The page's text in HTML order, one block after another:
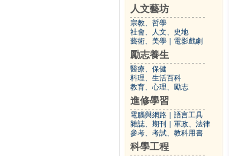
人文藝坊
宗教、哲學
社會、人文、史地
藝術、美學
電影戲劇
勵志養生
醫療、保健
料理、生活百科
教育、心理、勵志
進修學習
電腦與網路
語言工具
雜誌、期刊
軍政、法律
參考、考試、教科用書
科學工程